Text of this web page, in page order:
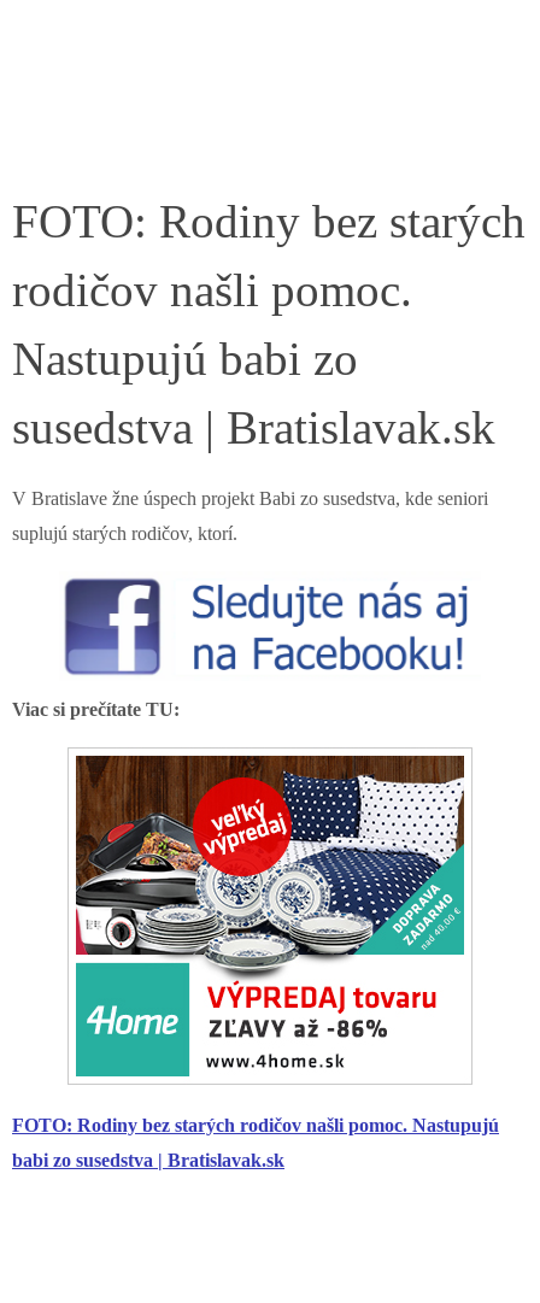
FOTO: Rodiny bez starých
rodičov našli pomoc.
Nastupujú babi zo
susedstva | Bratislavak.sk
V Bratislave žne úspech projekt Babi zo susedstva, kde seniori
suplujú starých rodičov, ktorí.
Viac si prečítate TU:
FOTO: Rodiny bez starých rodičov našli pomoc. Nastupujú
babi zo susedstva | Bratislavak.sk